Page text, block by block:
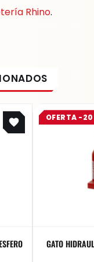
Rhino.
OFERTA -
GATO HIDRAULICO TIPO